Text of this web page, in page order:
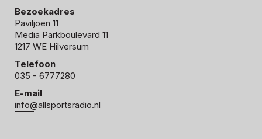
Bezoekadres
Paviljoen 11
Media Parkboulevard 11
1217 WE Hilversum
Telefoon
035 - 6777280
E-mail
info@allsportsradio.nl